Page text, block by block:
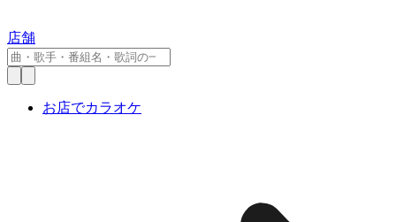
店舗
お店でカラオケ